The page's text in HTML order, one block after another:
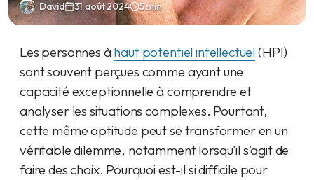
David 31 août 2024 5 min
Les personnes à haut potentiel intellectuel (HPI)
sont souvent perçues comme ayant une
capacité exceptionnelle à comprendre et
analyser les situations complexes. Pourtant,
cette même aptitude peut se transformer en un
véritable dilemme, notamment lorsqu'il s'agit de
faire des choix. Pourquoi est-il si difficile pour